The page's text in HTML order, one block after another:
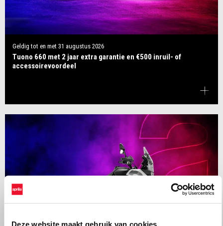
Deze website maakt gebruik van cookies
Geldig tot en met 31 augustus 2026
Tuono 660 met 2 jaar extra garantie en €500 inruil- of
accessoirevoordeel